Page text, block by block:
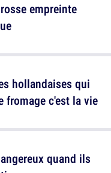
empreinte
quand ils
hollandaises qui
fromage c'est la vie